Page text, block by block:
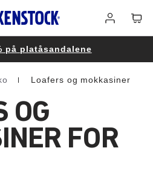
på platåsandalene
Loafers og mokkasiner
OG
FOR